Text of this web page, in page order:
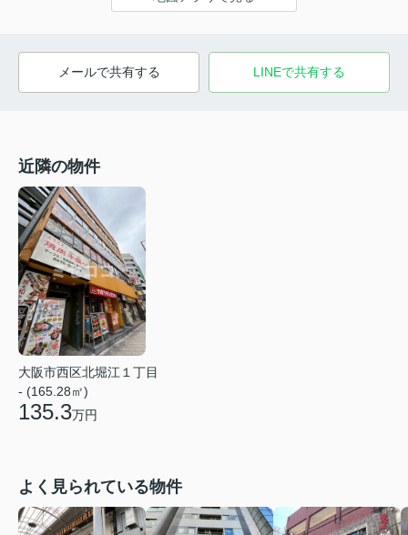
メールで共有する LINEで共有する
近隣の物件
大阪市西区北堀江１丁目
- (165.28㎡)
135.3万円
よく見られている物件